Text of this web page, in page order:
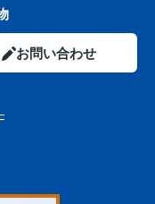
お問い合わせ